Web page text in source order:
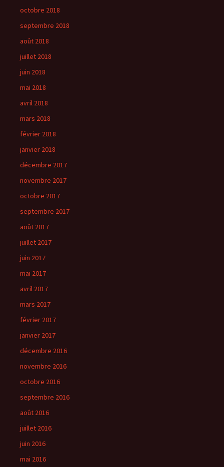
octobre 2018
septembre 2018
août 2018
juillet 2018
juin 2018
mai 2018
avril 2018
mars 2018
février 2018
janvier 2018
décembre 2017
novembre 2017
octobre 2017
septembre 2017
août 2017
juillet 2017
juin 2017
mai 2017
avril 2017
mars 2017
février 2017
janvier 2017
décembre 2016
novembre 2016
octobre 2016
septembre 2016
août 2016
juillet 2016
juin 2016
mai 2016